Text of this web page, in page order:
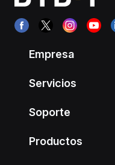
Empresa
Servicios
Soporte
Productos